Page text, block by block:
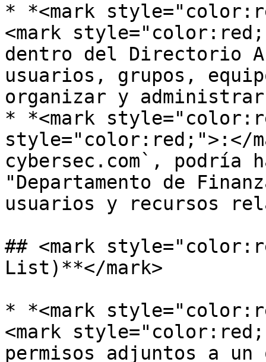
* *<mark
<mark
dentro del Directorio
usuarios, grupos,
organizar y
* *<mark
style="color:red;">:</
cybersec.com`, podría
"Departamento de
usuarios y recursos
## <mark
List)**</mark>
* *<mark
<mark
permisos adjuntos a